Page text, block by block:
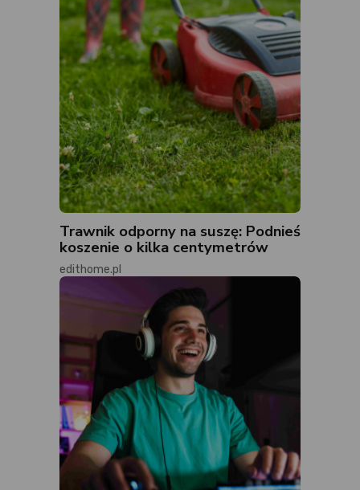
Trawnik odporny na suszę: Podnieś
koszenie o kilka centymetrów
edithome.pl